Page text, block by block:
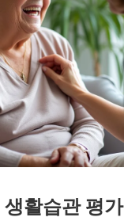
활습관 평가